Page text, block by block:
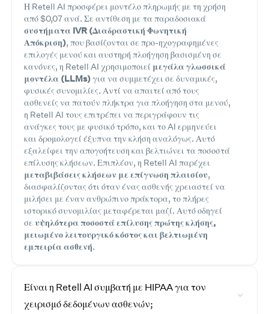
Η Retell AI προσφέρει μοντέλο πληρωμής με τη χρήση
από $0,07 ανά. Σε αντίθεση με τα παραδοσιακά
συστήματα IVR (Διαδραστική Φωνητική
Απόκριση), που βασίζονται σε προ-ηχογραφημένες
επιλογές μενού και αυστηρή πλοήγηση βασισμένη σε
κανόνες, η Retell AI χρησιμοποιεί μεγάλα γλωσσικά
μοντέλα (LLMs)για να συμμετέχει σε δυναμικές,
φυσικές συνομιλίες. Αντί να απαιτεί από τους
ασθενείς να πατούν πλήκτρα για πλοήγηση στα μενού,
η Retell AI τους επιτρέπει να περιγράφουν τις
ανάγκες τους με φυσικό τρόπο, και το AI ερμηνεύει
και δρομολογεί έξυπνα την κλήση αναλόγως. Αυτό
εξαλείφει την απογοήτευση και βελτιώνει τα ποσοστά
επίλυσης κλήσεων. Επιπλέον, η Retell AI παρέχει
μεταβιβάσεις κλήσεων με επίγνωση πλαισίου,
διασφαλίζοντας ότι όταν ένας ασθενής χρειαστεί να
μιλήσει με έναν ανθρώπινο πράκτορα, το πλήρες
ιστορικό συνομιλίας μεταφέρεται μαζί. Αυτό οδηγεί
σε υψηλότερα ποσοστά επίλυσης πρώτης κλήσης,
μειωμένο λειτουργικό κόστος και βελτιωμένη
εμπειρία ασθενή.
Είναι η Retell AI συμβατή με HIPAA για τον
χειρισμό δεδομένων ασθενών;